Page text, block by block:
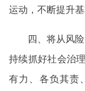
运动，不断提升
四、将从风
持续抓好社会治
有力、各负其责